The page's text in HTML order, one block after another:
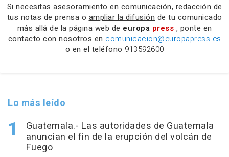
Si necesitas asesoramiento en comunicación, redacción de
tus notas de prensa o ampliar la difusión de tu comunicado
más allá de la página web de europa press , ponte en
contacto con nosotros en comunicacion@europapress.es
o en el teléfono 913592600
Lo más leído
Guatemala.- Las autoridades de Guatemala
anuncian el fin de la erupción del volcán de
Fuego